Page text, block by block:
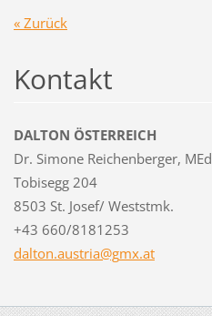
« Zurück
Kontakt
DALTON ÖSTERREICH
Dr. Simone Reichenberger, MEd
Tobisegg 204
8503 St. Josef/ Weststmk.
+43 660/8181253
dalton.austria@gmx.at